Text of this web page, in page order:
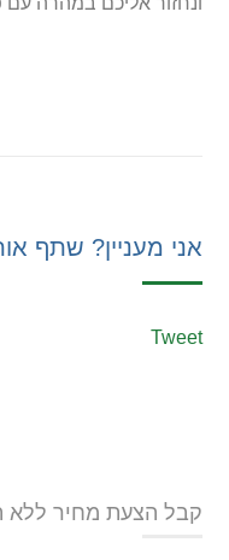
אני מעניין? שתף
Tweet
קבל הצעת מחיר ללא